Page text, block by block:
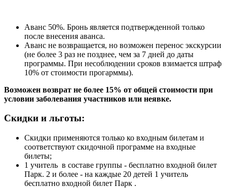
Аванс 50%. Бронь является подтвержденной только
после внесения аванса.
Аванс не возвращается, но возможен перенос экскурсии
(не более 3 раз не позднее, чем за 7 дней до даты
программы. При несоблюдении сроков взимается штраф
10% от стоимости прогарммы).
Возможен возврат не более 15% от общей стоимости при
условии заболевания участников или неявке.
Скидки и льготы:
Скидки применяются только ко входным билетам и
соответствуют скидочной программе на входные
билеты;
1 учитель в составе группы - бесплатно входной билет
Парк. 2 и более - на каждые 20 детей 1 учитель
бесплатно входной билет Парк .